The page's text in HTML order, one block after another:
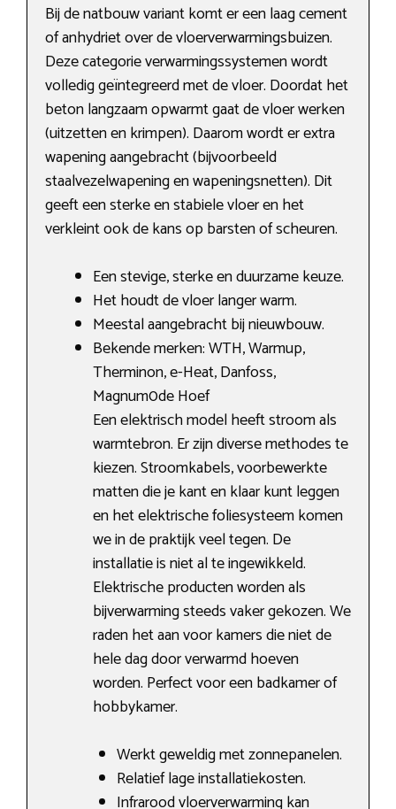
Bij de natbouw variant komt er een laag cement
of anhydriet over de vloerverwarmingsbuizen.
Deze categorie verwarmingssystemen wordt
volledig geïntegreerd met de vloer. Doordat het
beton langzaam opwarmt gaat de vloer werken
(uitzetten en krimpen). Daarom wordt er extra
wapening aangebracht (bijvoorbeeld
staalvezelwapening en wapeningsnetten). Dit
geeft een sterke en stabiele vloer en het
verkleint ook de kans op barsten of scheuren.
Een stevige, sterke en duurzame keuze.
Het houdt de vloer langer warm.
Meestal aangebracht bij nieuwbouw.
Bekende merken: WTH, Warmup,
Therminon, e-Heat, Danfoss,
Magnum0de Hoef
Een elektrisch model heeft stroom als
warmtebron. Er zijn diverse methodes te
kiezen. Stroomkabels, voorbewerkte
matten die je kant en klaar kunt leggen
en het elektrische foliesysteem komen
we in de praktijk veel tegen. De
installatie is niet al te ingewikkeld.
Elektrische producten worden als
bijverwarming steeds vaker gekozen. We
raden het aan voor kamers die niet de
hele dag door verwarmd hoeven
worden. Perfect voor een badkamer of
hobbykamer.
Werkt geweldig met zonnepanelen.
Relatief lage installatiekosten.
Infrarood vloerverwarming kan